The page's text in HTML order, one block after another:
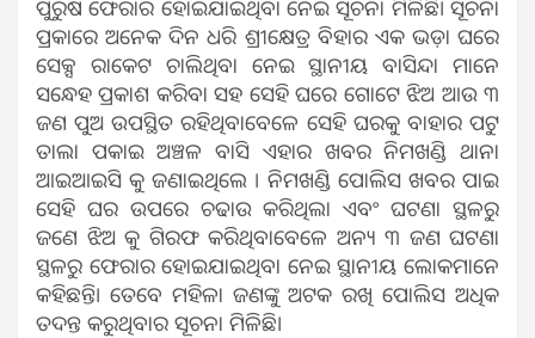
ପୁରୁଷ ଫେରାର ହୋଇଯାଇଥିବା ନେଇ ସୂଚନା ମିଳିଛି। ସୂଚନା
ପ୍ରକାରେ ଅନେକ ଦିନ ଧରି ଶ୍ରୀକ୍ଷେତ୍ର ବିହାର ଏକ ଭଡ଼ା ଘରେ
ସେକ୍ସ ରାକେଟ ଚାଲିଥିବା ନେଇ ସ୍ଥାନୀୟ ବାସିନ୍ଦା ମାନେ
ସନ୍ଧେହ ପ୍ରକାଶ କରିବା ସହ ସେହି ଘରେ ଗୋଟେ ଝିଅ ଆଉ ୩
ଜଣ ପୁଅ ଉପସ୍ଥିତ ରହିଥିବାବେଳେ ସେହି ଘରକୁ ବାହାର ପଟୁ
ତାଲା ପକାଇ ଅଞ୍ଚଳ ବାସି ଏହାର ଖବର ନିମଖଣ୍ଡି ଥାନା
ଆଇଆଇସି କୁ ଜଣାଇଥିଲେ । ନିମଖଣ୍ଡି ପୋଲିସ ଖବର ପାଇ
ସେହି ଘର ଉପରେ ଚଢାଉ କରିଥିଲା ଏବଂ ଘଟଣା ସ୍ଥଳରୁ
ଜଣେ ଝିଅ କୁ ଗିରଫ କରିଥିବାବେଳେ ଅନ୍ୟ ୩ ଜଣ ଘଟଣା
ସ୍ଥଳରୁ ଫେରାର ହୋଇଯାଇଥିବା ନେଇ ସ୍ଥାନୀୟ ଲୋକମାନେ
କହିଛନ୍ତି। ତେବେ ମହିଳା ଜଣଙ୍କୁ ଅଟକ ରଖି ପୋଲିସ ଅଧିକ
ତଦନ୍ତ କରୁଥିବାର ସୂଚନା ମିଳିଛି।